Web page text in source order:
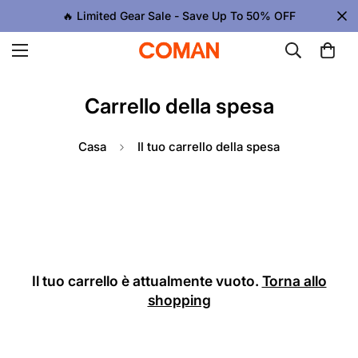
🔥 Limited Gear Sale - Save Up To 50% OFF
Carrello della spesa
Casa Il tuo carrello della spesa
Il tuo carrello è attualmente vuoto. Torna allo
shopping